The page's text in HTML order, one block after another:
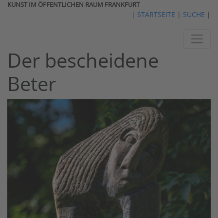
KUNST IM ÖFFENTLICHEN RAUM FRANKFURT
| STARTSEITE | SUCHE |
Der bescheidene
Beter